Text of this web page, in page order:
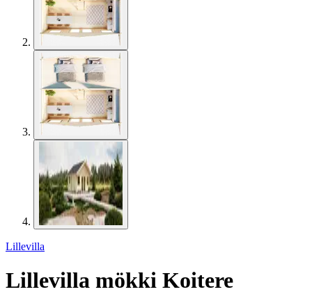
Lillevilla
Lillevilla mökki Koitere